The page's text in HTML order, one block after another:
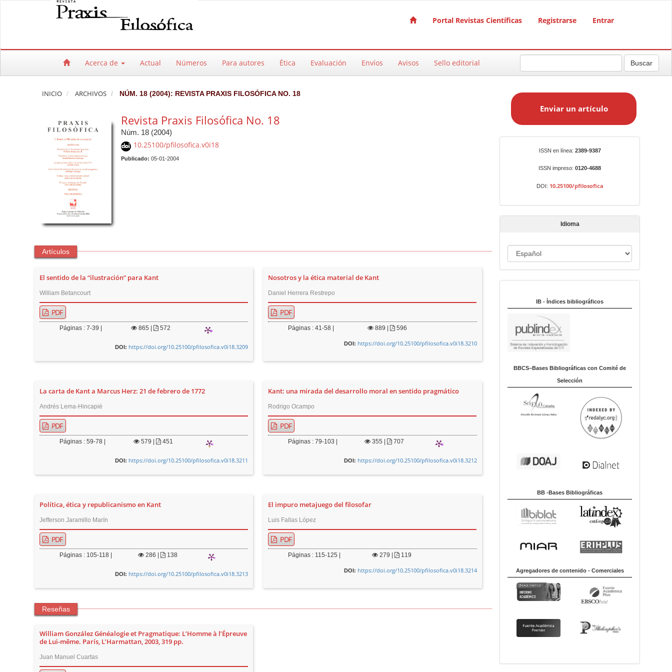
Salto rápido al contenido de la página
Navegación principal
Portal Revistas Científicas Registrarse Entrar
Acerca de Actual Números Para autores Ética Evaluación Envíos Avisos Sello editorial Buscar
INICIO ARCHIVOS NÚM. 18 (2004): REVISTA PRAXIS FILOSÓFICA NO. 18
Revista Praxis Filosófica No. 18
Núm. 18 (2004)
10.25100/pfilosofica.v0i18
Publicado: 05-01-2004
Artículos
El sentido de la “ilustración” para Kant
William Betancourt
PDF
Páginas : 7-39 | 865 | 572
DOI: https://doi.org/10.25100/pfilosofica.v0i18.3209
Nosotros y la ética material de Kant
Daniel Herrera Restrepo
PDF
Páginas : 41-58 | 889 | 596
DOI: https://doi.org/10.25100/pfilosofica.v0i18.3210
La carta de Kant a Marcus Herz: 21 de febrero de 1772
Andrés Lema-Hincapié
PDF
Páginas : 59-78 | 579 | 451
DOI: https://doi.org/10.25100/pfilosofica.v0i18.3211
Kant: una mirada del desarrollo moral en sentido pragmático
Rodrigo Ocampo
PDF
Páginas : 79-103 | 355 | 707
DOI: https://doi.org/10.25100/pfilosofica.v0i18.3212
Política, ética y republicanismo en Kant
Jefferson Jaramillo Marín
PDF
Páginas : 105-118 | 286 | 138
DOI: https://doi.org/10.25100/pfilosofica.v0i18.3213
El impuro metajuego del filosofar
Luis Fallas López
PDF
Páginas : 115-125 | 279 | 119
DOI: https://doi.org/10.25100/pfilosofica.v0i18.3214
Reseñas
William González Généalogie et Pragmatique: L’Homme à l’Épreuve
de Lui-même. París, L’Harmattan, 2003, 319 pp.
Juan Manuel Cuartas
a
t
í
o
Enviar un artículo
ISSN en línea: 2389-9387
ISSN impreso: 0120-4688
DOI: 10.25100/pfilosofica
Idioma
d
m
IB - Índices bibliográficos
BBCS–Bases Bibliográficas con Comité de
Selección
BB -Bases Bibliográficas
Agregadores de contenido - Comerciales